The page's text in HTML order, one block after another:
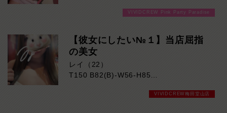
見た目の美しさはもちろん、親しみやすい
も自然と会話が弾み、心地よい時間を過ご
していただけます。気になる方はご来店お
待ちしております！
VIVIDCREW Pink Party Paradise
【彼女にしたい№１】当店屈指
の美女
レイ（22）
T150 B82(B)-W56-H85
明るい笑顔と人懐っこい性格が魅力のレイ
VIVIDCREW梅田堂山店